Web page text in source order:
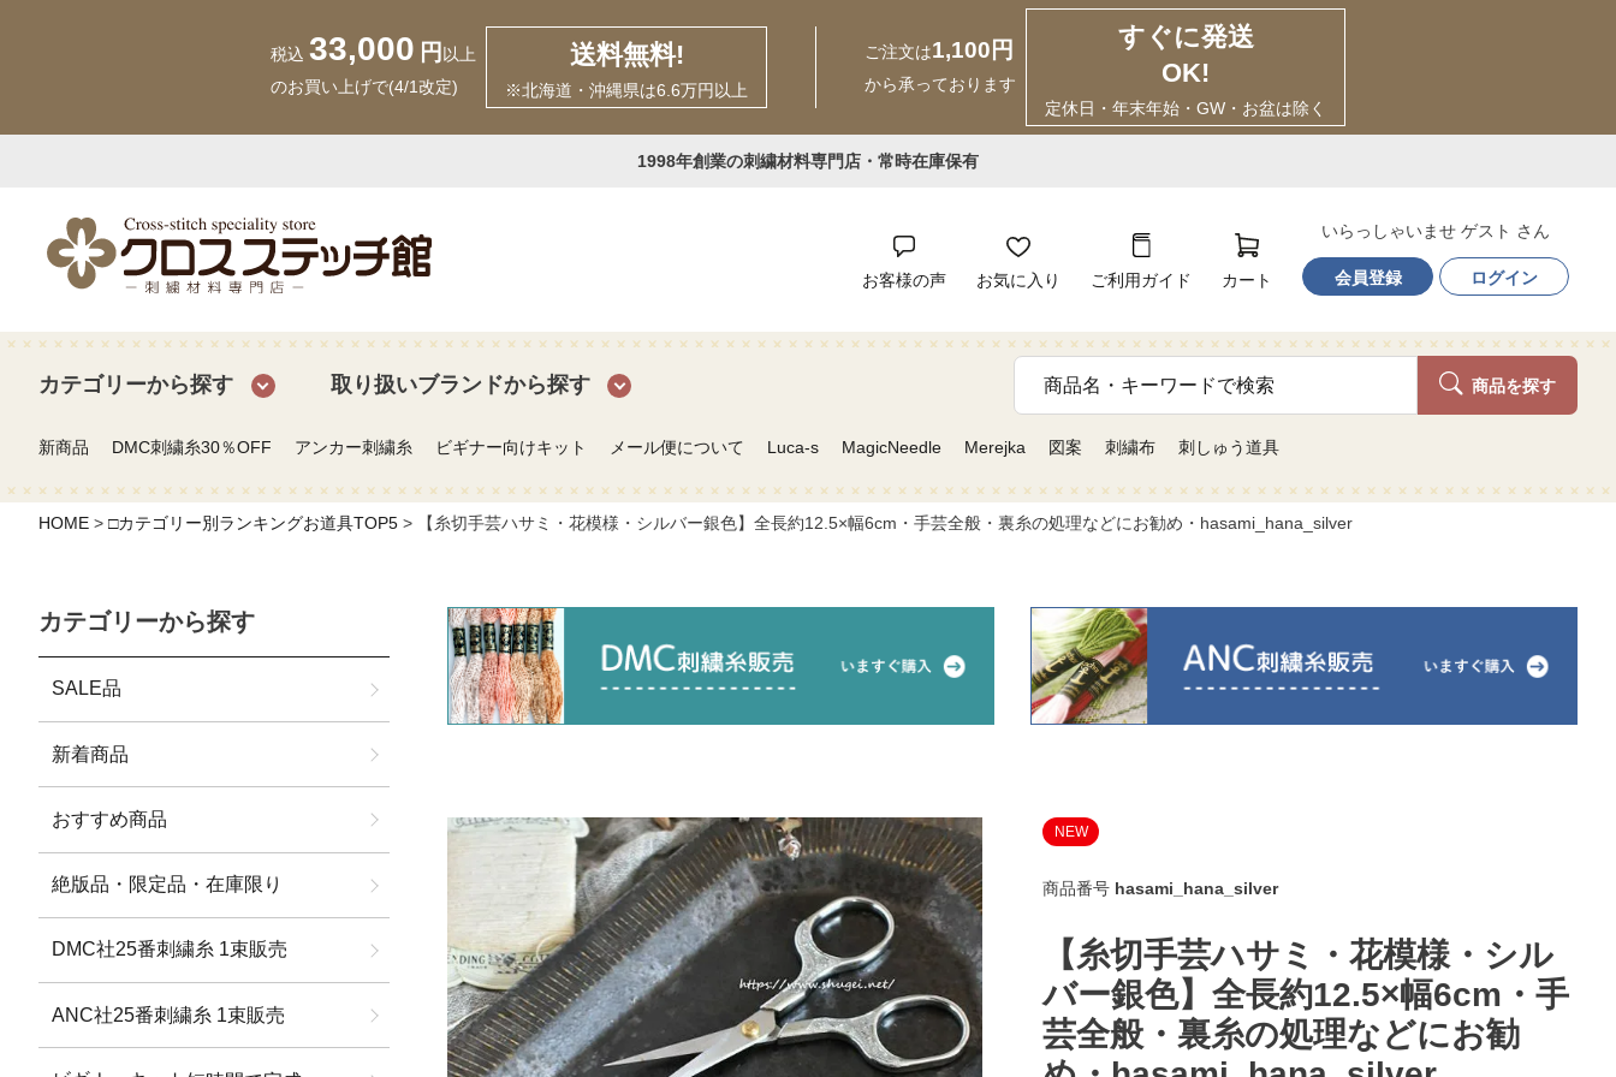
税込 33,000 円 以上
のお買い上げで(4/1改定)
送料無料!
※北海道・沖縄県は6.6万円以上
ご注文は1,100円
から承っております
すぐに発送
OK!
定休日・年末年始・GW・お盆は除く
1998年創業の刺繍材料専門店・常時在庫保有
お客様の声 お気に入り ご利用ガイド カート
いらっしゃいませ ゲスト さん
会員登録 ログイン
カテゴリーから探す 取り扱いブランドから探す 商品を探す
新商品 DMC刺繍糸30％OFF アンカー刺繍糸 ビギナー向けキット メール便について Luca-s MagicNeedle Merejka 図案 刺繍布 刺しゅう道具
HOME □カテゴリー別ランキングお道具TOP5 【糸切手芸ハサミ・花模様・シルバー銀色】全長約12.5×幅6cm・手芸全般・裏糸の処理などにお勧め・hasami_hana_silver
カテゴリーから探す
SALE品
新着商品
おすすめ商品
絶版品・限定品・在庫限り
DMC社25番刺繍糸 1束販売
ANC社25番刺繍糸 1束販売
NEW
商品番号 hasami_hana_silver
【糸切手芸ハサミ・花模様・シル
バー銀色】全長約12.5×幅6cm・手
芸全般・裏糸の処理などにお勧